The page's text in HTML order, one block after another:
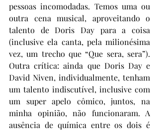
pessoas incomodadas. Temos uma ou
outra cena musical, aproveitando o
talento de Doris Day para a coisa
(inclusive ela canta, pela milionésima
vez, um trecho que “Que sera, sera”).
Outra crítica: ainda que Doris Day e
David Niven, individualmente, tenham
um talento indiscutível, inclusive com
um super apelo cômico, juntos, na
minha opinião, não funcionaram. A
ausência de química entre os dois é